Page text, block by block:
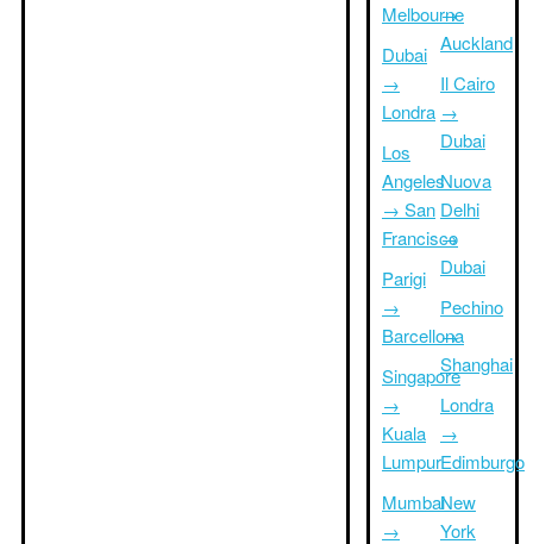
Melbourne
Dubai
→
Londra
Los
Angeles
→ San
Francisco
Parigi
→
Barcellona
Singapore
→
Kuala
Lumpur
Mumbai
→
→
Auckland
Il Cairo
→
Dubai
Nuova
Delhi
→
Dubai
Pechino
→
Shanghai
Londra
→
Edimburgo
New
York